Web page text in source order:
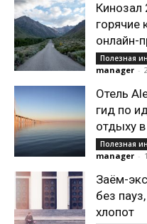
горячие
онлайн-
Полезная
manager -
Отель
гид по
отдыху
Полезная
manager -
Заём-
без
хлопот